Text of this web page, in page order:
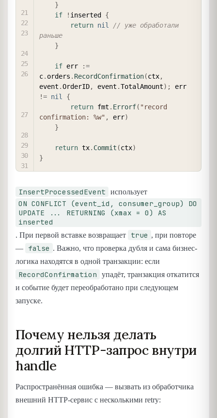
}
if
! inserted {
return nil
// уже обработали
раньше
}
if err
:=
c. orders . RecordConfirmation(ctx,
event .OrderID, event .TotalAmount) ;
!= nil
{
return fmt . Errorf( "record
confirmation: %w" , err)
}
return tx. Commit (ctx)
}
InsertProcessedEvent использует
ON CONFLICT (event_id, consumer_group) DO
UPDATE ... RETURNING (xmax = 0) AS
inserted
. При первой вставке возвращает true , при повторе
—
false . Важно, что проверка дубля и сама бизнес-
логика находятся в одной транзакции: если
RecordConfirmation
упадёт, транзакция откатится
и событие будет переобработано при следующем
запуске.
Почему нельзя делать
долгий HTTP-запрос внутри
handle
Распространённая ошибка — вызвать из обработчика
внешний HTTP-сервис с несколькими retry: